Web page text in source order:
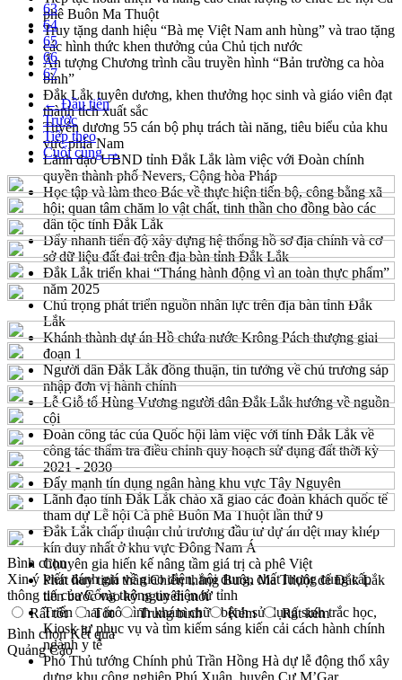
phê Buôn Ma Thuột
Truy tặng danh hiệu “Bà mẹ Việt Nam anh hùng” và trao tặng
các hình thức khen thưởng của Chủ tịch nước
Ấn tượng Chương trình cầu truyền hình “Bản trường ca hòa
bình”
Đắk Lắk tuyên dương, khen thưởng học sinh và giáo viên đạt
thành tích xuất sắc
Tuyên dương 55 cán bộ phụ trách tài năng, tiêu biểu của khu
vực phía Nam
Lãnh đạo UBND tỉnh Đắk Lắk làm việc với Đoàn chính
quyền thành phố Nevers, Cộng hòa Pháp
Học tập và làm theo Bác về thực hiện tiến bộ, công bằng xã
hội; quan tâm chăm lo vật chất, tinh thần cho đồng bào các
dân tộc tỉnh Đắk Lắk
Đẩy nhanh tiến độ xây dựng hệ thống hồ sơ địa chính và cơ
sở dữ liệu đất đai trên địa bàn tỉnh Đắk Lắk
Đắk Lắk triển khai “Tháng hành động vì an toàn thực phẩm”
năm 2025
Chú trọng phát triển nguồn nhân lực trên địa bàn tỉnh Đắk
Lắk
Khánh thành dự án Hồ chứa nước Krông Pách thượng giai
đoạn 1
Người dân Đắk Lắk đồng thuận, tin tưởng về chủ trương sáp
nhập đơn vị hành chính
Lễ Giỗ tổ Hùng Vương người dân Đắk Lắk hướng về nguồn
cội
Đoàn công tác của Quốc hội làm việc với tỉnh Đắk Lắk về
công tác thẩm tra điều chỉnh quy hoạch sử dụng đất thời kỳ
2021 - 2030
Đẩy mạnh tín dụng ngân hàng khu vực Tây Nguyên
Lãnh đạo tỉnh Đắk Lắk chào xã giao các đoàn khách quốc tế
tham dự Lễ hội Cà phê Buôn Ma Thuột lần thứ 9
Đắk Lắk chấp thuận chủ trương đầu tư dự án dệt may khép
kín duy nhất ở khu vực Đông Nam Á
Chuyên gia hiến kế nâng tầm giá trị cà phê Việt
Phát huy tinh thần Chiến thắng Buôn Ma Thuột để Đắk Lắk
tiến bước vào kỷ nguyên mới
Triển khai mô hình khám chữa bệnh sử dụng sinh trắc học,
Kiosk tự phục vụ và tìm kiếm sáng kiến cải cách hành chính
ngành y tế
Phó Thủ tướng Chính phủ Trần Hồng Hà dự lễ động thổ xây
63
64
65
66
67
← Đầu tiên
Trước
Tiếp theo
Cuối cùng →
Bình chọn
Xin ý kiến đánh giá về giao diện, nội dung, chất lượng cung cấp
thông tin của Cổng thông tin điện tử tỉnh
Rất tốt
Tốt Trung bình Kém
Rất kém
Bình chọnKết quả
Quảng Cáo